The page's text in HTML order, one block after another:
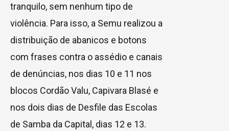
tranquilo, sem nenhum tipo de
violência. Para isso, a Semu realizou a
distribuição de abanicos e botons
com frases contra o assédio e canais
de denúncias, nos dias 10 e 11 nos
blocos Cordão Valu, Capivara Blasé e
nos dois dias de Desfile das Escolas
de Samba da Capital, dias 12 e 13.